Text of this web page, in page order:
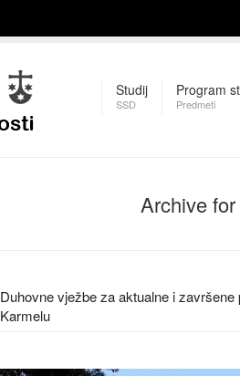
Studij
SSD
Program
Predmeti
Archive
Duhovne vježbe za aktualne i
Karmelu